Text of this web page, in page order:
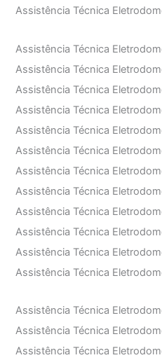
Assistência Técnica
Assistência Técnica
Assistência Técnica
Assistência Técnica
Assistência Técnica
Assistência Técnica
Assistência Técnica
Assistência Técnica
Assistência Técnica
Assistência Técnica
Assistência Técnica
Assistência Técnica
Assistência Técnica
Assistência Técnica
Assistência Técnica
Assistência Técnica